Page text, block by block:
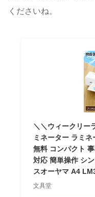
くださいね。
＼＼ウィークリー
ミネーター ラミ
無料 コンパクト
対応 簡単操作 シ
スオーヤマ A4
文具堂